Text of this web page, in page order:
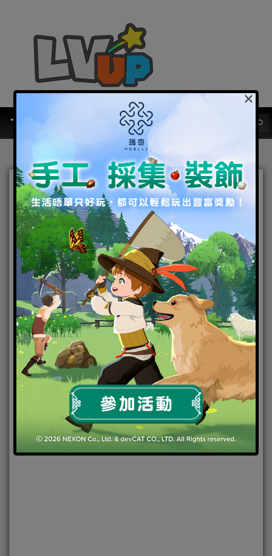
鎏金回憶 與你相約戀語時光
館 《戀與製作人》七夕復古
派對 圓滿落幕
2020-08-25|Android,IOS,好康活動 手機遊戲
×